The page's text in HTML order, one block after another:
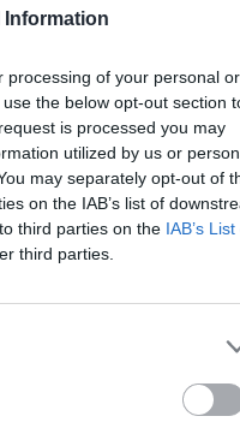
Information
processing of your personal or
the below opt-out section
is processed you may
utilized by us or
may separately opt-out of
on the IAB’s list of
third parties on the IAB’s
third parties.
που